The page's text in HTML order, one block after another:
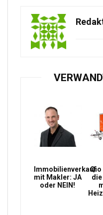
Immobilienverkauf
mit Makler: JA
oder NEIN!
die